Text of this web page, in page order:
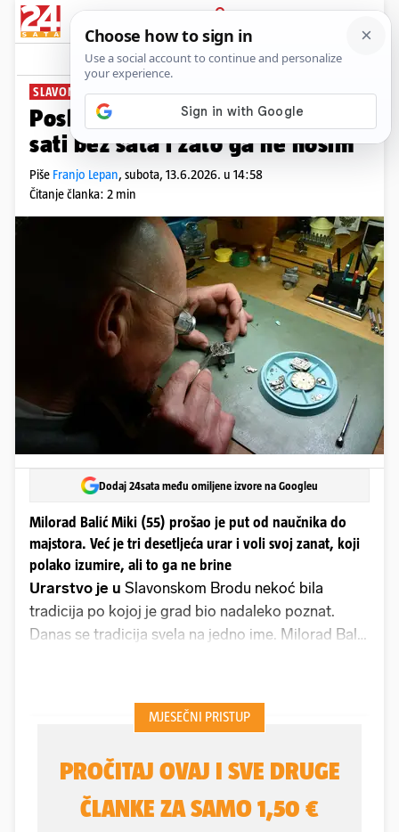
PRIJAVA
News Komentari
SLAVONSKI BROD PLUS+
Posljednju urar: Znam koliko je
sati bez sata i zato ga ne nosim
Piše Franjo Lepan, subota, 13.6.2026. u 14:58
Čitanje članka: 2 min
Dodaj 24sata među omiljene izvore na Googleu
Milorad Balić Miki (55) prošao je put od naučnika do
majstora. Već je tri desetljeća urar i voli svoj zanat, koji
polako izumire, ali to ga ne brine
Urarstvo je u Slavonskom Brodu nekoć bila
tradicija po kojoj je grad bio nadaleko poznat.
Danas se tradicija svela na jedno ime. Milorad Balić
neminovnost. Dok se sve oko nas mijenja, vrijeme u
njegovoj radionici uvijek ima konstantu. Vrijeme je
mehanizam u kojem se zupčanici neumorno vrte u
krug, Miki na vrijeme gleda gotovo filozofski.